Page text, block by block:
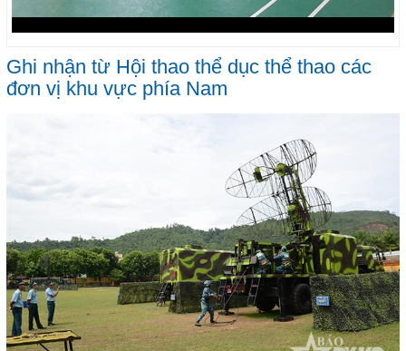
Ghi nhận từ Hội thao thể dục thể thao các
đơn vị khu vực phía Nam